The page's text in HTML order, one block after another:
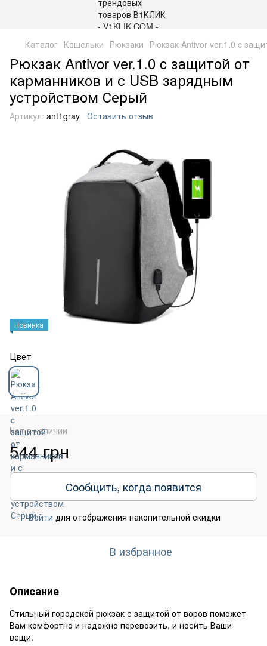
Каталог Кошельки Рюкзаки Рюкзак Antivor ver.1.0 c
Рюкзак Antivor ver.1.0 c защитой от
карманников и с USB зарядным
устройством Серый
Артикул: ant1gray Оставить отзыв
Новинка
Цвет
Нет в наличии
544 грн
Сообщить, когда появится
% Войти для отображения накопительной скидки
В избранное
Описание
Стильный городской рюкзак с защитой от воров поможет
Вам комфортно и надежно перевозить, и носить Ваши
вещи.